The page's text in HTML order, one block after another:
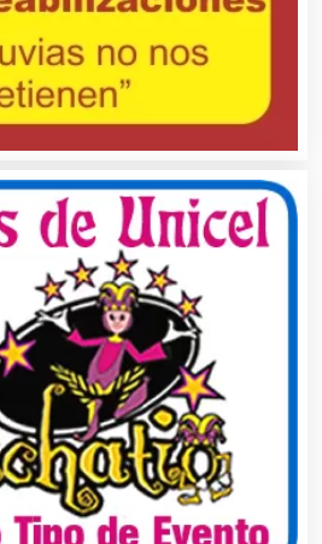
Eventos
Eléctricos